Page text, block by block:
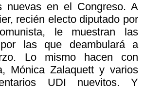
nuevas en el Congreso. A
recién electo diputado por
le muestran las
por las que deambulará a
Lo mismo hacen con
Mónica Zalaquett y varios
UDI nuevitos. Y